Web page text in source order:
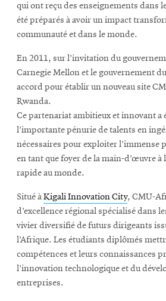
qui ont reçu des enseignements dans
été préparés à avoir un impact
communauté et dans le monde.
En 2011, sur l’invitation du
Carnegie Mellon et le gouvernement
accord pour établir un nouveau site
Rwanda.
Ce partenariat ambitieux et innovant a
l’importante pénurie de talents en
nécessaires pour exploiter l’immense
en tant que foyer de la main-d’œuvre à
rapide au monde.
Situé àKigali Innovation City, CMU-
d’excellence régional spécialisé dans
vivier diversifié de futurs dirigeants
l’Afrique. Les étudiants diplômés
compétences et leurs connaissances
l’innovation technologique et du
entreprises.